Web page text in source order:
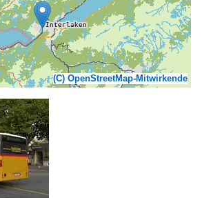
(C) OpenStreetMap-Mitwirkende